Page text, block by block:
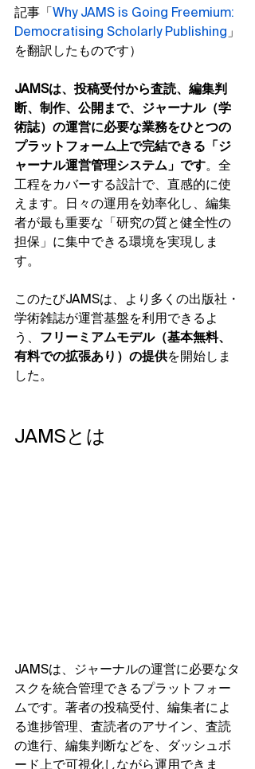
記事「 Why JAMS is Going Freemium:
Democratising Scholarly Publishing 」
を翻訳したものです）
JAMSは、投稿受付から査読、編集判
断、制作、公開まで、ジャーナル（学
術誌）の運営に必要な業務をひとつの
プラットフォーム上で完結できる「ジ
ャーナル運営管理システム」です。全
工程をカバーする設計で、直感的に使
えます。日々の運用を効率化し、編集
者が最も重要な「研究の質と健全性の
担保」に集中できる環境を実現しま
す。
このたびJAMSは、より多くの出版社・
学術雑誌が運営基盤を利用できるよ
う、 フリーミアムモデル（基本無料、
有料での拡張あり）の提供を開始しま
した。
JAMSとは
JAMSは、ジャーナルの運営に必要なタ
スクを統合管理できるプラットフォー
ムです。著者の投稿受付、編集者によ
る進捗管理、査読者のアサイン、査読
の進行、編集判断などを、ダッシュボ
ード上で可視化しながら運用できま